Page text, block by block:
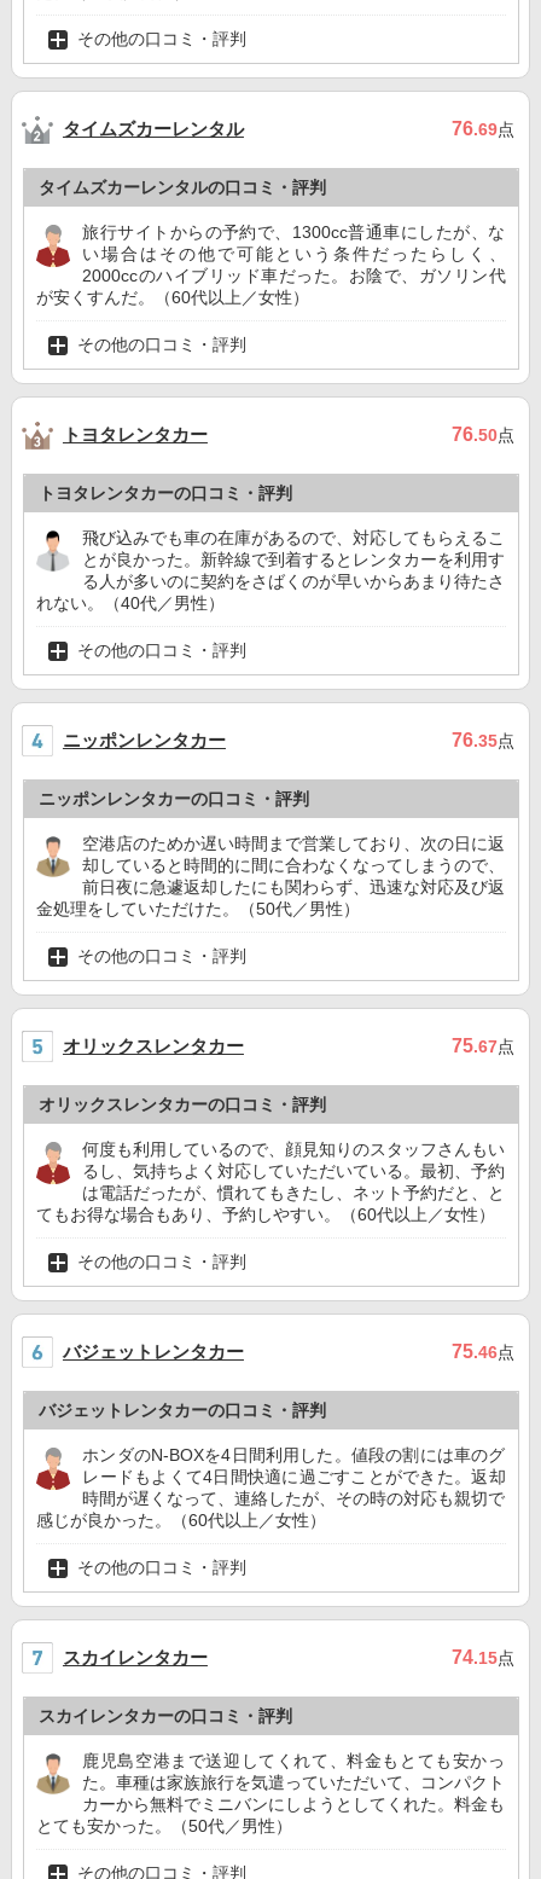
その他の口コミ・評判
タイムズカーレンタル 76.69点
タイムズカーレンタルの口コミ・評判
旅行サイトからの予約で、1300cc普通車にしたが、な
い場合はその他で可能という条件だったらしく、
2000ccのハイブリッド車だった。お陰で、ガソリン代
が安くすんだ。（60代以上／女性）
その他の口コミ・評判
トヨタレンタカー 76.50点
トヨタレンタカーの口コミ・評判
飛び込みでも車の在庫があるので、対応してもらえるこ
とが良かった。新幹線で到着するとレンタカーを利用す
る人が多いのに契約をさばくのが早いからあまり待たさ
れない。（40代／男性）
その他の口コミ・評判
ニッポンレンタカー 76.35点
ニッポンレンタカーの口コミ・評判
空港店のためか遅い時間まで営業しており、次の日に返
却していると時間的に間に合わなくなってしまうので、
前日夜に急遽返却したにも関わらず、迅速な対応及び返
金処理をしていただけた。（50代／男性）
その他の口コミ・評判
オリックスレンタカー 75.67点
オリックスレンタカーの口コミ・評判
何度も利用しているので、顔見知りのスタッフさんもい
るし、気持ちよく対応していただいている。最初、予約
は電話だったが、慣れてもきたし、ネット予約だと、と
てもお得な場合もあり、予約しやすい。（60代以上／女性）
その他の口コミ・評判
バジェットレンタカー 75.46点
バジェットレンタカーの口コミ・評判
ホンダのN-BOXを4日間利用した。値段の割には車のグ
レードもよくて4日間快適に過ごすことができた。返却
時間が遅くなって、連絡したが、その時の対応も親切で
感じが良かった。（60代以上／女性）
その他の口コミ・評判
スカイレンタカー 74.15点
スカイレンタカーの口コミ・評判
鹿児島空港まで送迎してくれて、料金もとても安かっ
た。車種は家族旅行を気遣っていただいて、コンパクト
カーから無料でミニバンにしようとしてくれた。料金も
とても安かった。（50代／男性）
その他の口コミ・評判